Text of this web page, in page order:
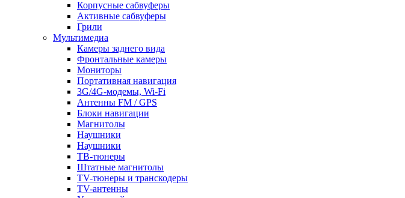
Корпусные сабвуферы
Активные сабвуферы
Грили
Мультимедиа
Камеры заднего вида
Фронтальные камеры
Мониторы
Портативная навигация
3G/4G-модемы, Wi-Fi
Антенны FM / GPS
Блоки навигации
Магнитолы
Наушники
Наушники
ТВ-тюнеры
Штатные магнитолы
TV-тюнеры и транскодеры
TV-антенны